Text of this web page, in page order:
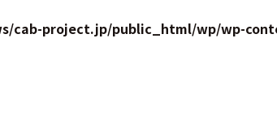
cab-project.jp/public_html/wp/wp-